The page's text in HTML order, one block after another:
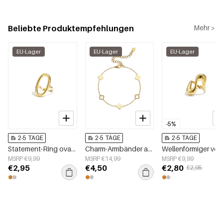
Beliebte Produktempfehlungen Mehr >
EU-Lager
2-5 TAGE
Statement-Ring oval und minimalistisch
MSRP €9,99
€2,95
EU-Lager
2-5 TAGE
Charm-Armbänder aus 14-karätig vergoldetem Edelstahl, Clover Simple Daily Simple Serie, Damenschmuck
MSRP €14,99
€4,50
-5%
EU-Lager
2-5 TAGE
MSRP €9,99
€2,80 €2,95